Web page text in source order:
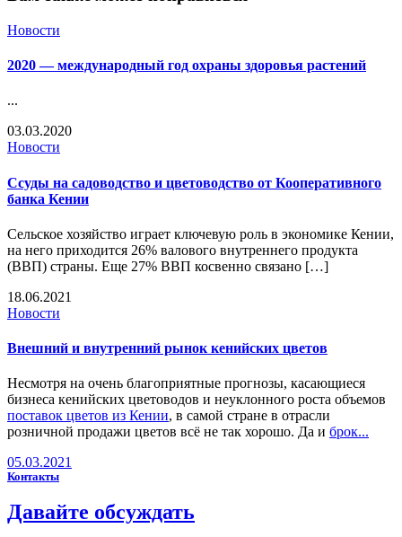
Новости
2020 — международный год охраны здоровья растений
...
03.03.2020
Новости
Ссуды на садоводство и цветоводство от Кооперативного
банка Кении
Сельское хозяйство играет ключевую роль в экономике Кении,
на него приходится 26% валового внутреннего продукта
(ВВП) страны. Еще 27% ВВП косвенно связано […]
18.06.2021
Новости
Внешний и внутренний рынок кенийских цветов
Несмотря на очень благоприятные прогнозы, касающиеся
бизнеса кенийских цветоводов и неуклонного роста объемов
поставок цветов из Кении, в самой стране в отрасли
розничной продажи цветов всё не так хорошо. Да и брок...
05.03.2021
Контакты
Давайте обсуждать